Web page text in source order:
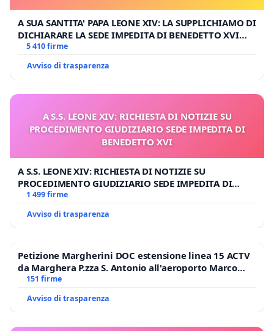
A SUA SANTITA' PAPA LEONE XIV: LA SUPPLICHIAMO DI
DICHIARARE LA SEDE IMPEDITA DI BENEDETTO XVI
E/O DI FAR APRIRE IL RELATIVO PROCESSO
5 410 firme
Avviso di trasparenza
A S.S. LEONE XIV: RICHIESTA DI NOTIZIE SU
PROCEDIMENTO GIUDIZIARIO SEDE IMPEDITA DI
BENEDETTO XVI
A S.S. LEONE XIV: RICHIESTA DI NOTIZIE SU
PROCEDIMENTO GIUDIZIARIO SEDE IMPEDITA DI
BENEDETTO XVI
1 499 firme
Avviso di trasparenza
Petizione Margherini DOC estensione linea 15 ACTV
da Marghera P.zza S. Antonio all'aeroporto Marco
Polo tariffa a € 1,50
151 firme
Avviso di trasparenza